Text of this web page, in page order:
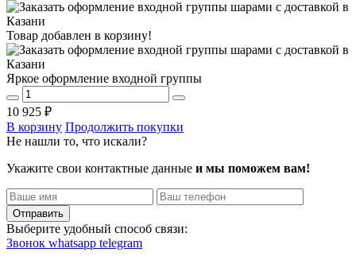
Товар добавлен в корзину!
Яркое оформление входной группы
10 925 ₽
В корзину Продолжить покупки
Не нашли то, что искали?
Укажите свои контактные данные и мы поможем вам!
Отправить
Выберите удобный способ связи:
Звонок whatsapp telegram